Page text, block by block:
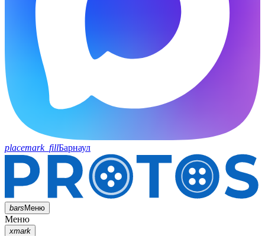
placemark_fillБарнаул
barsМеню
Меню
xmark